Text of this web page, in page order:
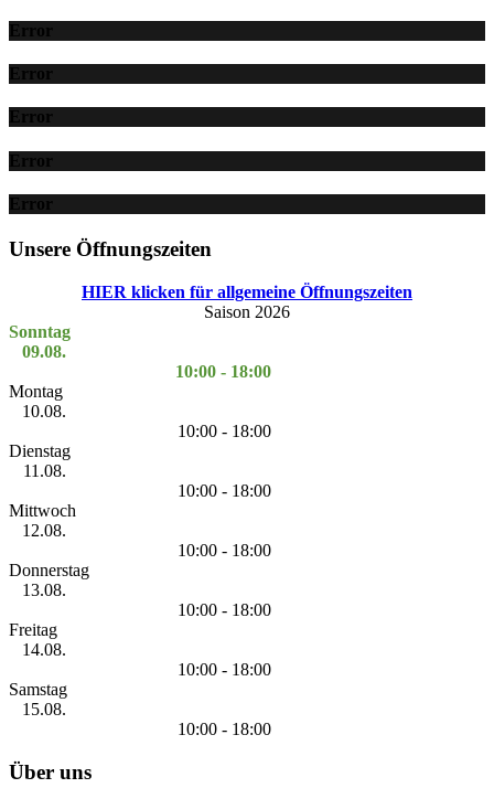
Error
Error
Error
Error
Error
Unsere Öffnungszeiten
HIER klicken für allgemeine Öffnungszeiten
Saison 2026
Sonntag
09.08.
10:00 - 18:00
Montag
10.08.
10:00 - 18:00
Dienstag
11.08.
10:00 - 18:00
Mittwoch
12.08.
10:00 - 18:00
Donnerstag
13.08.
10:00 - 18:00
Freitag
14.08.
10:00 - 18:00
Samstag
15.08.
10:00 - 18:00
Über uns